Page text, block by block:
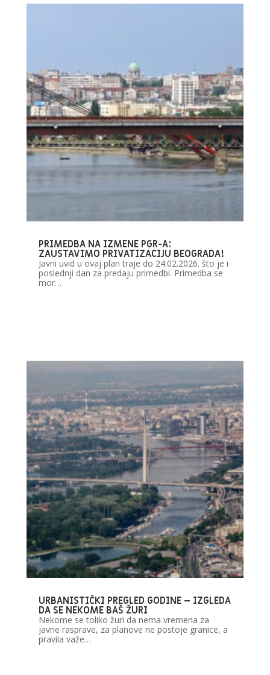
PRIMEDBA NA IZMENE PGR-A:
ZAUSTAVIMO PRIVATIZACIJU BEOGRADA!
Javni uvid u ovaj plan traje do 24.02.2026. što je i
poslednji dan za predaju primedbi. Primedba se
mor…
URBANISTIČKI PREGLED GODINE – IZGLEDA
DA SE NEKOME BAŠ ŽURI
Nekome se toliko žuri da nema vremena za
javne rasprave, za planove ne postoje granice, a
pravila važe…